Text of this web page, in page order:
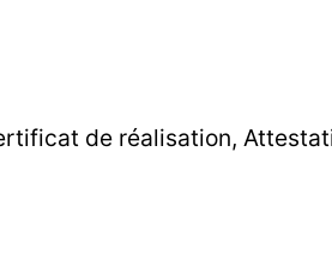
de réalisation,